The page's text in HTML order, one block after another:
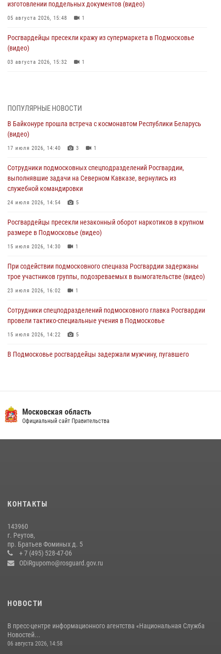
изготовлении поддельных документов (видео)
05 августа 2026, 15:48 1
Росгвардейцы пресекли кражу из супермаркета в Подмосковье
(видео)
03 августа 2026, 15:32 1
03 августа 2026, 15:08 1
В Подмосковье отметили годовщину со Дня образования ОМОН
«Пересвет»
02 августа 2026, 18:01
Офицер подмосковного главка Росгвардии стал гостем эфира
«Радио 1»
01 августа 2026, 17:57
крупную сумму в Подмосковье
31 июля 2026, 13:00
действиях в Подмосковье (видео)
31 июля 2026, 09:00
ПОПУЛЯРНЫЕ НОВОСТИ
В Байконуре прошла встреча с космонавтом Республики Беларусь
(видео)
17 июля 2026, 14:40 3 1
Сотрудники подмосковных спецподразделений Росгвардии,
выполнявшие задачи на Северном Кавказе, вернулись из
служебной командировки
24 июля 2026, 14:54 5
Росгвардейцы пресекли незаконный оборот наркотиков в крупном
размере в Подмосковье (видео)
15 июля 2026, 14:30 1
При содействии подмосковного спецназа Росгвардии задержаны
трое участников группы, подозреваемых в вымогательстве (видео)
23 июля 2026, 16:02 1
Сотрудники спецподразделений подмосковного главка Росгвардии
провели тактико-специальные учения в Подмосковье
15 июля 2026, 14:22 5
В Подмосковье росгвардейцы задержали мужчину, пугавшего
федеральном розыске (видео)
22 июля 2026, 14:15 1
18 июля 2026, 07:03
сотрудников спецподразделений в преодолении полосы
препятствий со стрельбой
14 июля 2026, 15:13
Московская область
Официальный сайт Правительства
КОНТАКТЫ
143960
г. Реутов,
пр. Братьев Фоминых д. 5
+ 7 (495) 528-47-06
ODiRgupomo@rosguard.gov.ru
НОВОСТИ
В пресс-центре информационного агентства «Национальная Служба
Новостей...
06 августа 2026, 14:58